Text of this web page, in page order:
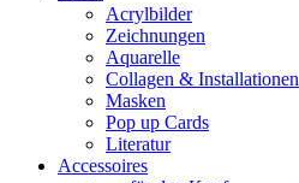
Acrylbilder
Zeichnungen
Aquarelle
Collagen & Installationen
Masken
Pop up Cards
Literatur
Accessoires